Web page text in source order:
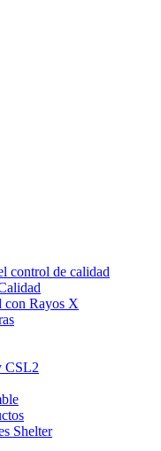
control de calidad
con Rayos X
CSL2
Shelter